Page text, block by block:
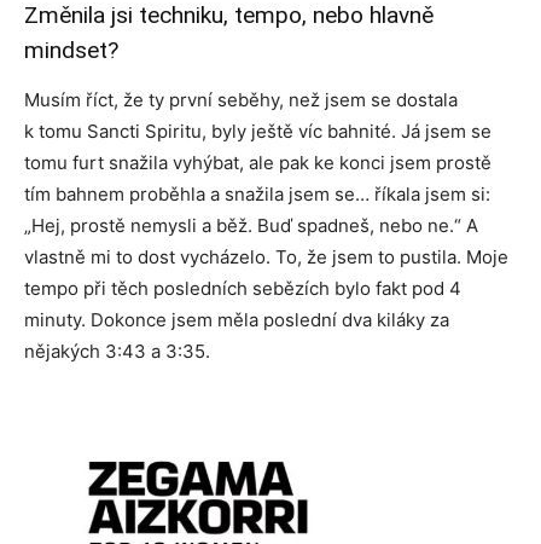
Změnila jsi techniku, tempo, nebo hlavně
mindset?
Musím říct, že ty první seběhy, než jsem se dostala
k tomu Sancti Spiritu, byly ještě víc bahnité. Já jsem se
tomu furt snažila vyhýbat, ale pak ke konci jsem prostě
tím bahnem proběhla a snažila jsem se… říkala jsem si:
„Hej, prostě nemysli a běž. Buď spadneš, nebo ne.“ A
vlastně mi to dost vycházelo. To, že jsem to pustila. Moje
tempo při těch posledních sebězích bylo fakt pod 4
minuty. Dokonce jsem měla poslední dva kiláky za
nějakých 3:43 a 3:35.